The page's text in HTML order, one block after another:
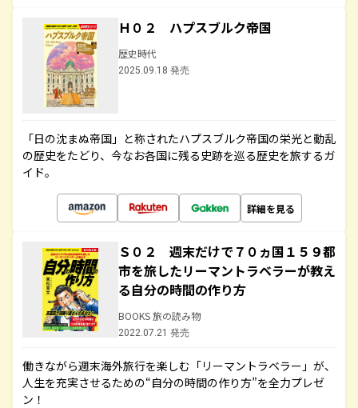
Ｈ０２ ハプスブルク帝国
歴史時代
2025.09.18 発売
「日の沈まぬ帝国」と称されたハプスブルク帝国の栄光と動乱
の歴史をたどり、今なお各国に残る史跡を巡る歴史を旅するガ
イド。
詳細を見る
Ｓ０２ 週末だけで７０ヵ国１５９都
市を旅したリーマントラベラーが教え
る自分の時間の作り方
BOOKS 旅の読み物
2022.07.21 発売
働きながら週末海外旅行を楽しむ「リーマントラベラー」が、
人生を充実させるための“自分の時間の作り方”を全力プレゼ
ン！